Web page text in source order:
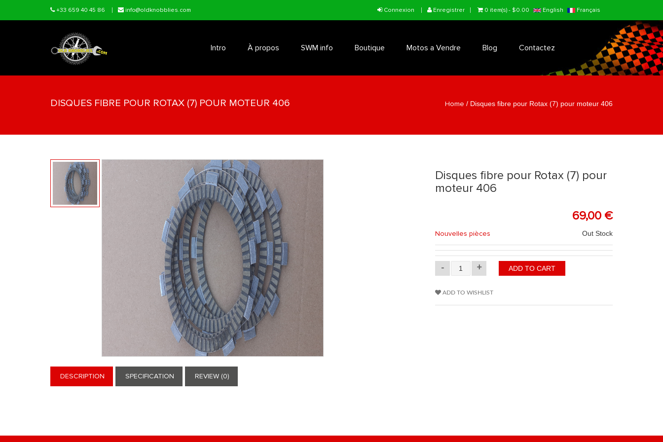
Skip to main content
+33 659 40 45 86 info@oldknobblies.com Connexion Enregistrer 0 item(s) - $0.00 English Français
Intro À propos SWM info Boutique Motos a Vendre Blog Contactez
DISQUES FIBRE POUR ROTAX (7) POUR MOTEUR 406 Home / Disques fibre pour Rotax (7) pour moteur 406
Disques fibre pour Rotax (7) pour
moteur 406
69,00 €
Nouvelles pièces Out Stock
- +
ADD TO WISHLIST
DESCRIPTION SPECIFICATION REVIEW (0)